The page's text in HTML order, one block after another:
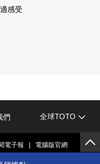
感受
們 全球TOTO
電子報 電腦版官網
© TOTO LTD.